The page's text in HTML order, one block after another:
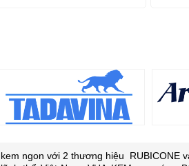
kem ngon với 2 thương hiệu RUBICONE